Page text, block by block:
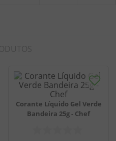
Corante Líquido Gel Verde
Bandeira 25g - Chef
salgadinho
biscoito